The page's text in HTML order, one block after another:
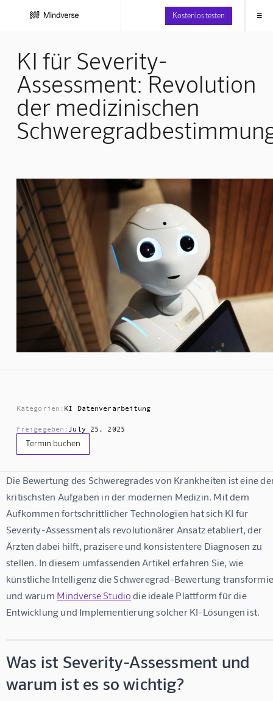
Kostenlos testen ≡
KI für Severity-
Assessment: Revolution
der medizinischen
Kategorien: KI Datenverarbeitung
Freigegeben: July 25, 2025
Termin buchen
Die Bewertung des Schweregrades von Krankheiten ist eine
kritischsten Aufgaben in der modernen Medizin. Mit dem
Aufkommen fortschrittlicher Technologien hat sich KI für
Severity-Assessment als revolutionärer Ansatz etabliert, der
Ärzten dabei hilft, präzisere und konsistentere Diagnosen zu
stellen. In diesem umfassenden Artikel erfahren Sie, wie
künstliche Intelligenz die Schweregrad-Bewertung
und warum Mindverse Studio die ideale Plattform für die
Entwicklung und Implementierung solcher KI-Lösungen ist.
Was ist Severity-Assessment und
warum ist es so wichtig?